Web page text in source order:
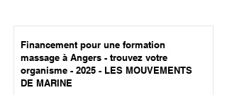
Financement pour une formation
massage à Angers - trouvez votre
organisme - 2025 - LES MOUVEMENTS
DE MARINE